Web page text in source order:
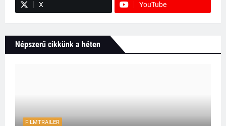
X YouTube
Népszerű cikkünk a héten
FILMTRAILER